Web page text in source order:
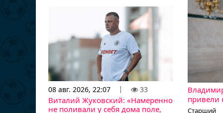
08 авг. 2026, 22:07 33
Виталий Жуковский: «Намеренно
не поливали у себя дома поле,
привели
Старший